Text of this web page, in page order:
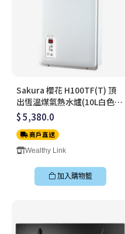
Sakura 櫻花 H100TF(T) 頂
出恆溫煤氣熱水爐(10L白色)
(連標準安裝)
$ 5,380.0
商戶直送
Wealthy Link
加入購物籃